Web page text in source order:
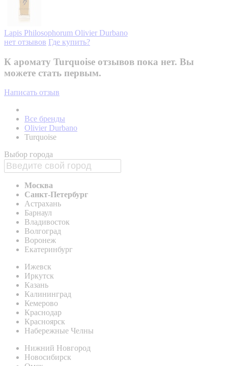
Lapis Philosophorum Olivier Durbano
нет отзывов Где купить?
К аромату Turquoise отзывов пока нет. Вы
можете стать первым.
Написать отзыв
Все бренды
Olivier Durbano
Turquoise
Выбор города
Москва
Санкт-Петербург
Астрахань
Барнаул
Владивосток
Волгоград
Воронеж
Екатеринбург
Ижевск
Иркутск
Казань
Калининград
Кемерово
Краснодар
Красноярск
Набережные Челны
Нижний Новгород
Новосибирск